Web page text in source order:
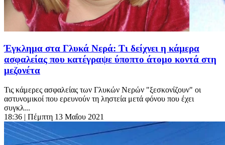
Έγκλημα στα Γλυκά Νερά: Τι δείχνει η κάμερα
ασφαλείας που κατέγραψε ύποπτο άτομο κοντά στη
μεζονέτα
Τις κάμερες ασφαλείας των Γλυκών Νερών "ξεσκονίζουν" οι
αστυνομικοί που ερευνούν τη ληστεία μετά φόνου που έχει
συγκλ...
18:36 | Πέμπτη 13 Μαΐου 2021